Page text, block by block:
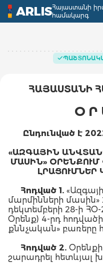
ARLISՀայաստանի
համակարգ
ՀԱՅԱՍՏԱՆԻ
Օ Ր
Ընդունված է
«ԱԶԳԱՅԻՆ
ՄԱՍԻՆ»
ԼՐԱՑՈՒՄՆԵՐ
Հոդված 1.
մարմինների մասին»
դեկտեմբերի 28-ի ՀՕ-
Օրենք) 4-րդ
քննչական» բառերը
Հոդված 2.
շարադրել հետևյալ